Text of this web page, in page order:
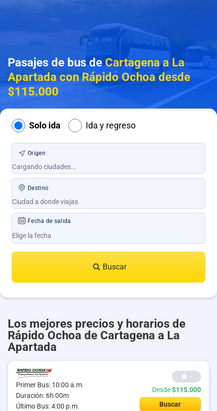
Pasajes de bus deCartagena a La
Apartada con Rápido Ochoa desde
$115.000
Solo ida Ida y regreso
Origen
Destino
Fecha de salida
Buscar
Los mejores precios y horarios de
Rápido Ochoa de Cartagena a La
Apartada
Primer Bus: 10:00 a.m.
Duración: 6h 00m
Último Bus: 4:00 p.m.
--
Desde$115.000
Buscar